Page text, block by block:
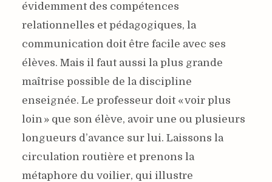
évidemment des compétences
relationnelles et pédagogiques, la
communication doit être facile avec ses
élèves. Mais il faut aussi la plus grande
maîtrise possible de la discipline
enseignée. Le professeur doit « voir plus
loin » que son élève, avoir une ou plusieurs
longueurs d’avance sur lui. Laissons la
circulation routière et prenons la
métaphore du voilier, qui illustre